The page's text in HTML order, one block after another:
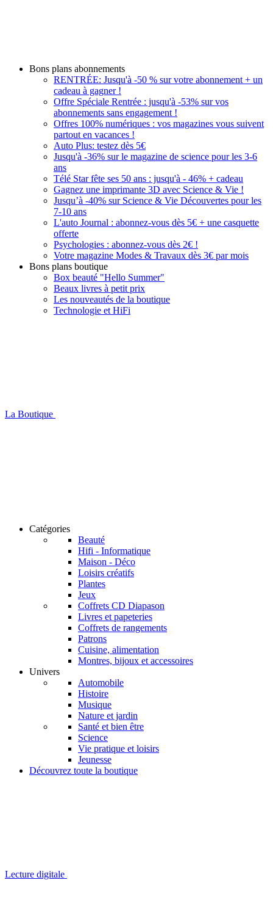
Bons plans abonnements
RENTRÉE: Jusqu'à -50 % sur votre abonnement + un
cadeau à gagner !
Offre Spéciale Rentrée : jusqu'à -53% sur vos
abonnements sans engagement !
Offres 100% numériques : vos magazines vous suivent
partout en vacances !
Auto Plus: testez dès 5€
Jusqu'à -36% sur le magazine de science pour les 3-6
ans
Télé Star fête ses 50 ans : jusqu'à - 46% + cadeau
Gagnez une imprimante 3D avec Science & Vie !
Jusqu’à -40% sur Science & Vie Découvertes pour les
7-10 ans
L'auto Journal : abonnez-vous dès 5€ + une casquette
offerte
Psychologies : abonnez-vous dès 2€ !
Votre magazine Modes & Travaux dès 3€ par mois
Bons plans boutique
Box beauté "Hello Summer"
Beaux livres à petit prix
Les nouveautés de la boutique
Technologie et HiFi
La Boutique
Catégories
Beauté
Hifi - Informatique
Maison - Déco
Loisirs créatifs
Plantes
Jeux
Coffrets CD Diapason
Livres et papeteries
Coffrets de rangements
Patrons
Cuisine, alimentation
Montres, bijoux et accessoires
Univers
Automobile
Histoire
Musique
Nature et jardin
Santé et bien être
Science
Vie pratique et loisirs
Jeunesse
Découvrez toute la boutique
Lecture digitale